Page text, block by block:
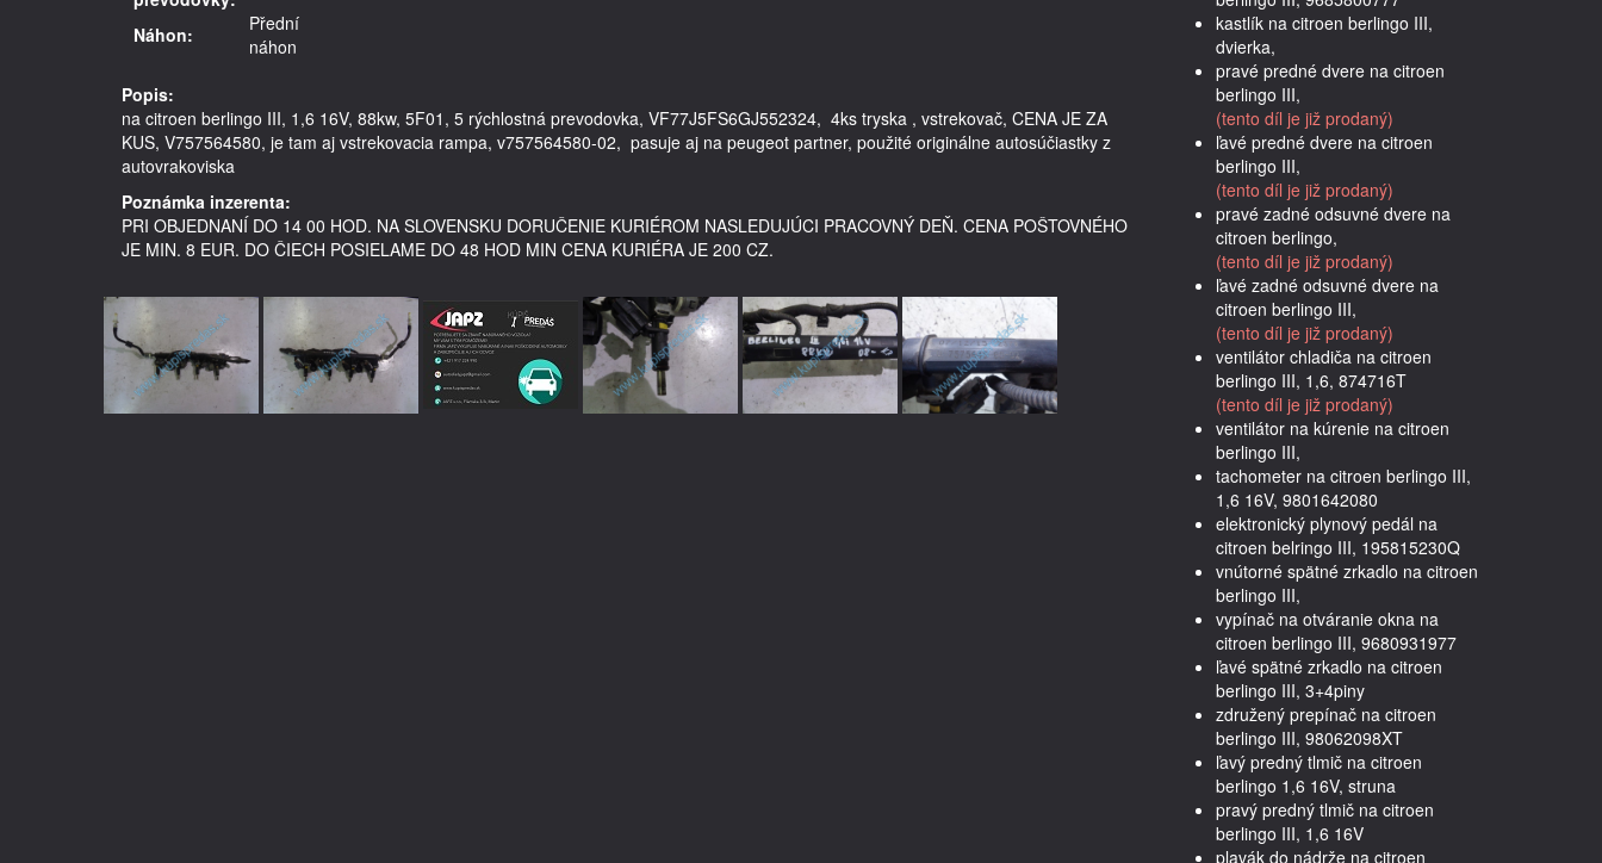
Náhon:
Přední
náhon
Popis:
na citroen berlingo III, 1,6 16V, 88kw, 5F01, 5 rýchlostná prevodovka, VF77J5FS6GJ552324,  4ks tryska , vstrekovač, CENA JE ZA
KUS, V757564580, je tam aj vstrekovacia rampa, v757564580-02,  pasuje aj na peugeot partner, použité originálne autosúčiastky z
Poznámka inzerenta:
PRI OBJEDNANÍ DO 14 00 HOD. NA SLOVENSKU DORUČENIE KURIÉROM NASLEDUJÚCI PRACOVNÝ DEŇ. CENA POŠTOVNÉHO
JE MIN. 8 EUR. DO ČIECH POSIELAME DO 48 HOD MIN CENA KURIÉRA JE 200 CZ.
kastlík na citroen berlingo III,
dvierka,
pravé predné dvere na citroen
berlingo III,
(tento díl je již prodaný)
ľavé predné dvere na citroen
berlingo III,
(tento díl je již prodaný)
pravé zadné odsuvné dvere na
citroen berlingo,
(tento díl je již prodaný)
ľavé zadné odsuvné dvere na
citroen berlingo III,
(tento díl je již prodaný)
ventilátor chladiča na citroen
berlingo III, 1,6, 874716T
(tento díl je již prodaný)
ventilátor na kúrenie na citroen
berlingo III,
tachometer na citroen berlingo III,
1,6 16V, 9801642080
elektronický plynový pedál na
citroen belringo III, 195815230Q
vnútorné spätné zrkadlo na citroen
berlingo III,
vypínač na otváranie okna na
citroen berlingo III, 9680931977
ľavé spätné zrkadlo na citroen
berlingo III, 3+4piny
združený prepínač na citroen
berlingo III, 98062098XT
ľavý predný tlmič na citroen
berlingo 1,6 16V, struna
pravý predný tlmič na citroen
berlingo III, 1,6 16V
plavák do nádrže na citroen